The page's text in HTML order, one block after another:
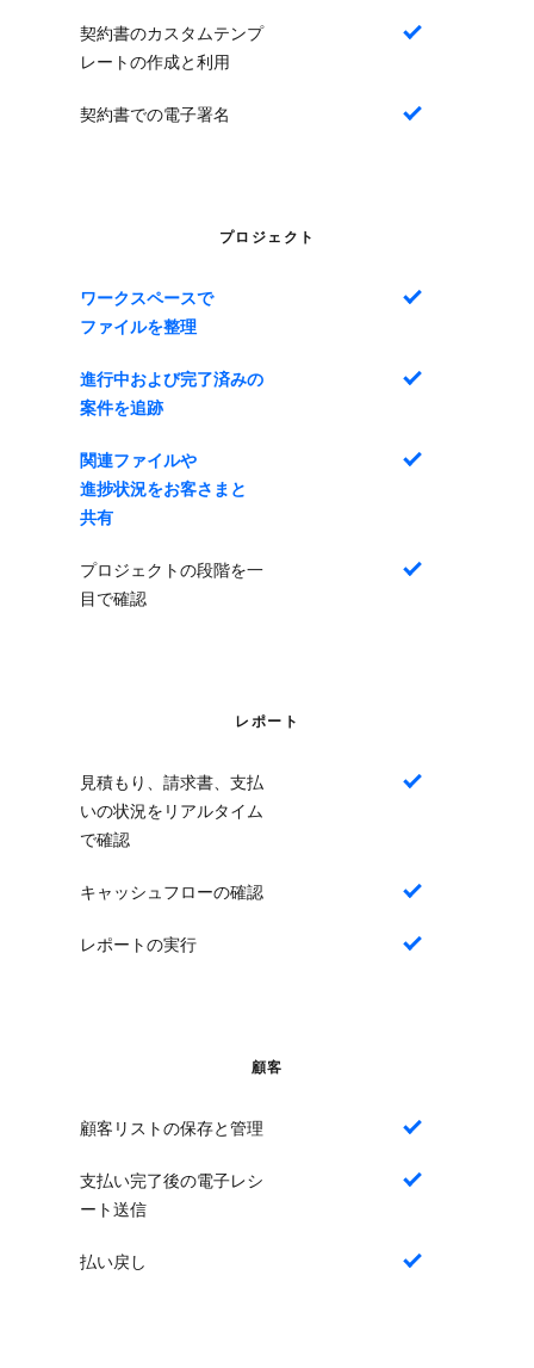
契約書のカスタムテンプ
レートの作成と利用
はい
契約書での電子署名 はい
プロジェクト
ワークスペースで​​
ファイルを​​整理
はい
進行中および​​完了済みの​​
案件を​​追跡
はい
関連ファイルや​​
進捗状況を​​お客さまと​​
共有
はい
プロジェクトの段階を一
目で確認
はい
レポート
見積もり、請求書、支払
いの状況をリアルタイム
で確認
はい
キャッシュフローの確認 はい
レポートの実行 はい
顧客
顧客リストの保存と管理 はい
支払い完了後の電子レシ
ート送信
はい
払い戻し はい